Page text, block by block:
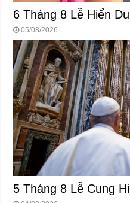
6 Tháng 8 Lễ Hiển
05/08/2026
5 Tháng 8 Lễ Cung